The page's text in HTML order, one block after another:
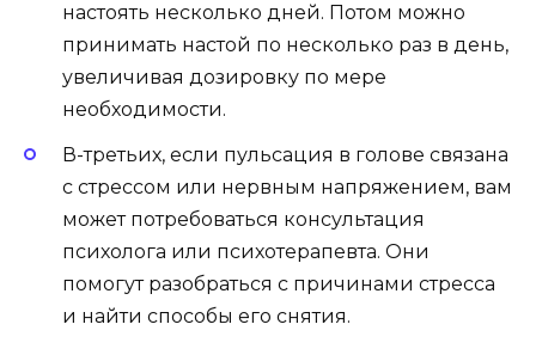
настоять несколько дней. Потом можно
принимать настой по несколько раз в день,
увеличивая дозировку по мере
необходимости.
В-третьих, если пульсация в голове связана
с стрессом или нервным напряжением, вам
может потребоваться консультация
психолога или психотерапевта. Они
помогут разобраться с причинами стресса
и найти способы его снятия.